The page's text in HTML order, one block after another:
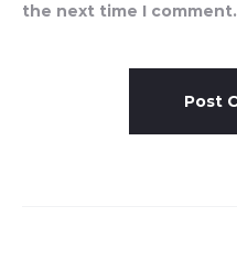
the next time I comment.